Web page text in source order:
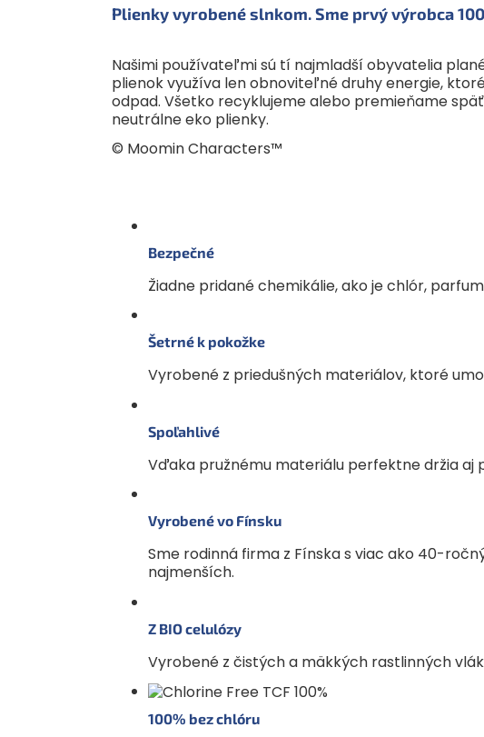
Plienky vyrobené slnkom. Sme prvý výrobca
Našimi používateľmi sú tí najmladší obyvatelia
plienok využíva len obnoviteľné druhy energie,
odpad. Všetko recyklujeme alebo premieňame
neutrálne eko plienky.
© Moomin Characters™
Bezpečné
Žiadne pridané chemikálie, ako je chlór,
Šetrné k pokožke
Vyrobené z priedušných materiálov, ktoré
Spoľahlivé
Vďaka pružnému materiálu perfektne držia aj
Vyrobené vo Fínsku
Sme rodinná firma z Fínska s viac ako 40-
najmenších.
Z BIO celulózy
Vyrobené z čistých a mäkkých rastlinných
100% bez chlóru